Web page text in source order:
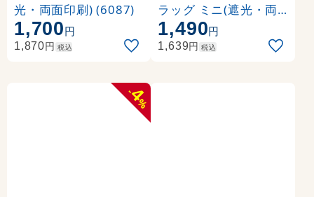
光・両面印刷) (6087)
1,700円
1,870円 税込
ラッグ ミニ(遮光・両
面印刷) (4003)
1,490円
1,639円 税込
-
4
%